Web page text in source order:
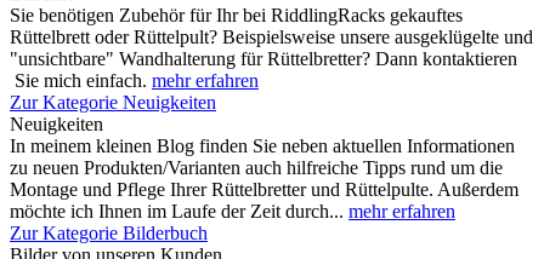
Sie benötigen Zubehör für Ihr bei RiddlingRacks gekauftes
Rüttelbrett oder Rüttelpult? Beispielsweise unsere ausgeklügelte und
"unsichtbare" Wandhalterung für Rüttelbretter? Dann kontaktieren
Sie mich einfach. mehr erfahren
Zur Kategorie Neuigkeiten
Neuigkeiten
In meinem kleinen Blog finden Sie neben aktuellen Informationen
zu neuen Produkten/Varianten auch hilfreiche Tipps rund um die
Montage und Pflege Ihrer Rüttelbretter und Rüttelpulte. Außerdem
möchte ich Ihnen im Laufe der Zeit durch... mehr erfahren
Zur Kategorie Bilderbuch
Bilder von unseren Kunden